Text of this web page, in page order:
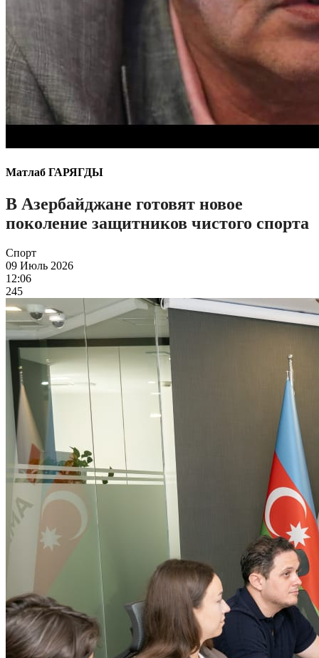
Матлаб ГАРЯГДЫ
В Азербайджане готовят новое
поколение защитников чистого спорта
Спорт
09 Июль 2026
12:06
245